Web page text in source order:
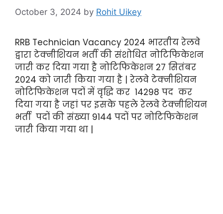
October 3, 2024 by Rohit Uikey
RRB Technician Vacancy 2024 भारतीय रेलवे
द्वारा टेक्नीशियन भर्ती की संशोधित नोटिफिकेशन
जारी कर दिया गया है नोटिफिकेशन 27 सितंबर
2024 को जारी किया गया है | रेलवे टेक्नीशियन
नोटिफिकेशन पदों में वृद्धि कर 14298 पद कर
दिया गया है जहां पर इसके पहले रेलवे टेक्नीशियन
भर्ती पदों की संख्या 9144 पदों पर नोटिफिकेशन
जारी किया गया था |